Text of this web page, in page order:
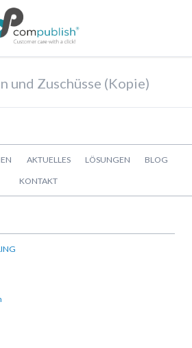
und Zuschüsse (Kopie)
AKTUELLES LÖSUNGEN BLOG
KONTAKT